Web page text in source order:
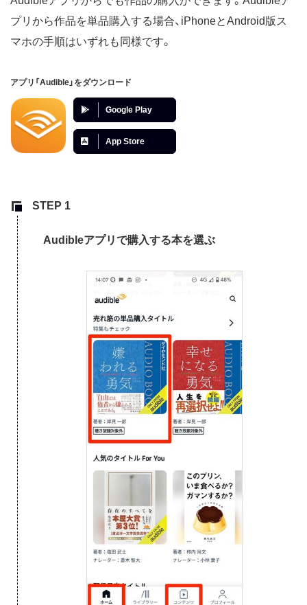
プリから作品を単品購入する場合、iPhoneとAndroid版ス
マホの手順はいずれも同様です。
アプリ「Audible」をダウンロード
Google Play
App Store
Audibleアプリで購入する本を選ぶ